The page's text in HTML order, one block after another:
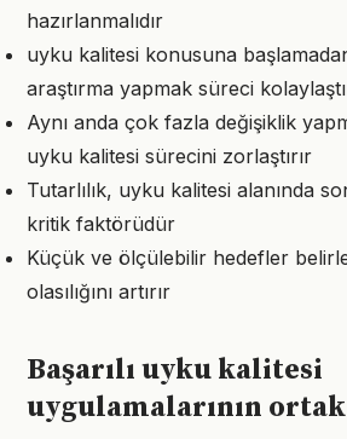
hazırlanmalıdır
uyku kalitesi konusuna
araştırma yapmak süreci
Aynı anda çok fazla değişiklik
uyku kalitesi sürecini zorlaştırır
Tutarlılık, uyku kalitesi alanında
kritik faktörüdür
Küçük ve ölçülebilir hedefler
olasılığını artırır
Başarılı uyku kalitesi
uygulamalarının